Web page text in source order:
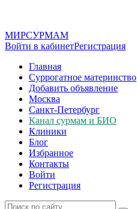
МИРСУРМАМ
Войти в кабинетРегистрация
Главная
Суррогатное материнство
Добавить объявление
Москва
Санкт-Петербург
Канал сурмам и БИО
Клиники
Блог
Избранное
Контакты
Войти
Регистрация